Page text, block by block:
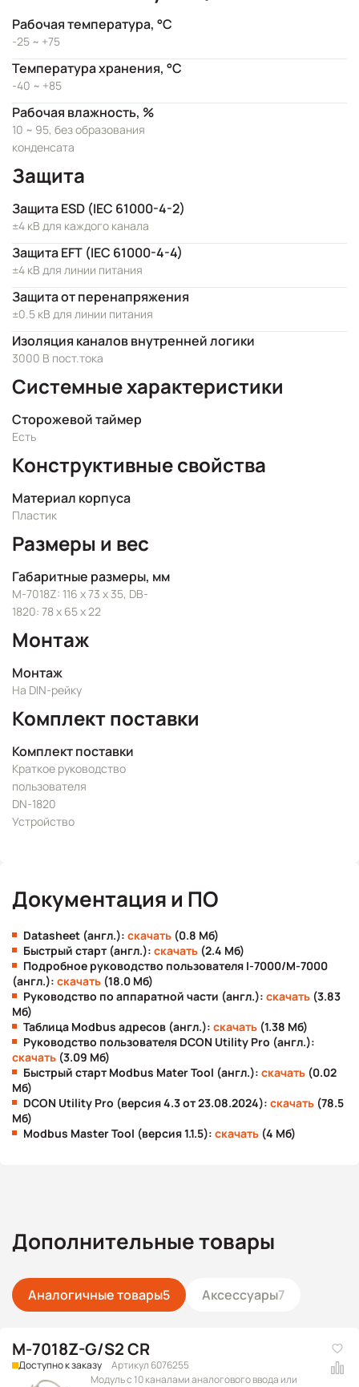
Рабочая температура, °C
-25 ~ +75
Температура хранения, °C
-40 ~ +85
Рабочая влажность, %
10 ~ 95, без образования
конденсата
Защита
Защита ESD (IEC 61000-4-2)
±4 кВ для каждого канала
Защита EFT (IEC 61000-4-4)
±4 кВ для линии питания
Защита от перенапряжения
±0.5 кВ для линии питания
Изоляция каналов внутренней логики
3000 В пост.тока
Системные характеристики
Сторожевой таймер
Есть
Конструктивные свойства
Материал корпуса
Пластик
Размеры и вес
Габаритные размеры, мм
M-7018Z: 116 x 73 x 35, DB-
1820: 78 x 65 x 22
Монтаж
Монтаж
На DIN-рейку
Комплект поставки
Комплект поставки
Краткое руководство
пользователя
DN-1820
Устройство
Документация и ПО
Datasheet (англ.): скачать (0.8 Мб)
Быстрый старт (англ.): скачать (2.4 Мб)
Подробное руководство пользователя I-7000/M-7000
(англ.): скачать (18.0 Мб)
Руководство по аппаратной части (англ.): скачать (3.83
Мб)
Таблица Modbus адресов (англ.): скачать (1.38 Мб)
Руководство пользователя DCON Utility Pro (англ.):
скачать (3.09 Мб)
Быстрый старт Modbus Mater Tool (англ.): скачать (0.02
Мб)
DCON Utility Pro (версия 4.3 от 23.08.2024): скачать (78.5
Мб)
Modbus Master Tool (версия 1.1.5): скачать (4 Мб)
Дополнительные товары
Аналогичные товары5 Аксессуары7
M-7018Z-G/S2 CR
Доступно к заказу
Артикул 6076255
Модуль с 10 каналами аналогового ввода или